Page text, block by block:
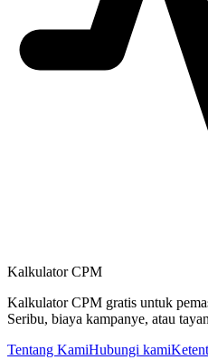
Kalkulator CPM
Kalkulator CPM gratis untuk
Seribu, biaya kampanye, atau
Tentang KamiHubungi kami